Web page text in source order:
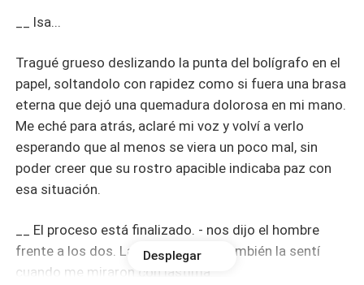
__ Isa...
Tragué grueso deslizando la punta del bolígrafo en el
papel, soltandolo con rapidez como si fuera una brasa
eterna que dejó una quemadura dolorosa en mi mano.
Me eché para atrás, aclaré mi voz y volví a verlo
esperando que al menos se viera un poco mal, sin
poder creer que su rostro apacible indicaba paz con
esa situación.
__ El proceso está finalizado. - nos dijo el hombre
frente a los dos. La incomodidad también la sentí
cuando me miraron con lástima.
Desplegar